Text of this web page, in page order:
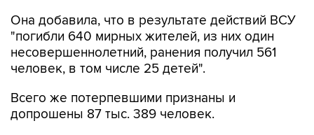
Она добавила, что в результате действий ВСУ
"погибли 640 мирных жителей, из них один
несовершеннолетний, ранения получил 561
человек, в том числе 25 детей".
Всего же потерпевшими признаны и
допрошены 87 тыс. 389 человек.